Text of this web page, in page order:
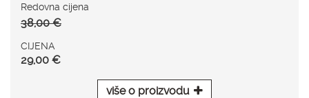
Redovna cijena
38,00 €
CIJENA
29,00 €
više o proizvodu